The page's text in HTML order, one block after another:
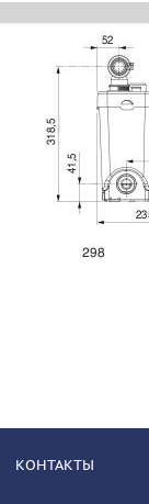
КОНТАКТЫ